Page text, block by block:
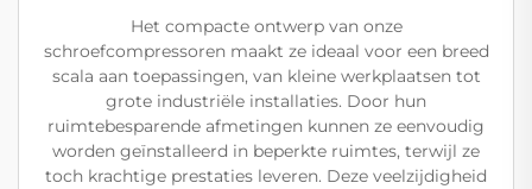
Het compacte ontwerp van onze
schroefcompressoren maakt ze ideaal voor een breed
scala aan toepassingen, van kleine werkplaatsen tot
grote industriële installaties. Door hun
ruimtebesparende afmetingen kunnen ze eenvoudig
worden geïnstalleerd in beperkte ruimtes, terwijl ze
toch krachtige prestaties leveren. Deze veelzijdigheid